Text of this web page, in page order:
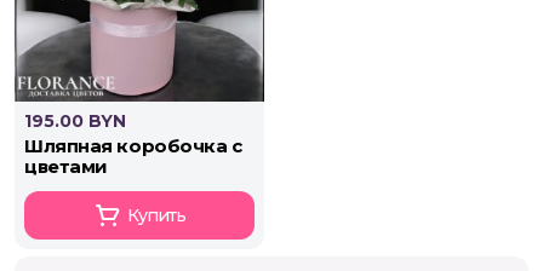
195.00 BYN
шляпная коробочка с
цветами
Купить